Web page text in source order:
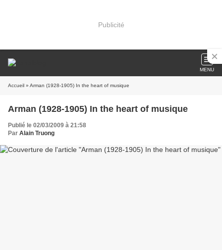
Publicité
MENU
Accueil » Arman (1928-1905) In the heart of musique
Arman (1928-1905) In the heart of musique
Publié le 02/03/2009 à 21:58
Par Alain Truong